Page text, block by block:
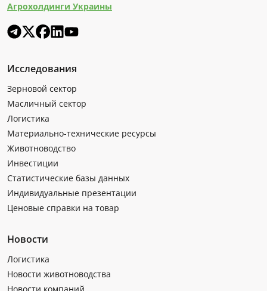
Агрохолдинги Украины
Исследования
Зерновой сектор
Масличный сектор
Логистика
Материально-технические ресурсы
Животноводство
Инвестиции
Статистические базы данных
Индивидуальные презентации
Ценовые справки на товар
Новости
Логистика
Новости животноводства